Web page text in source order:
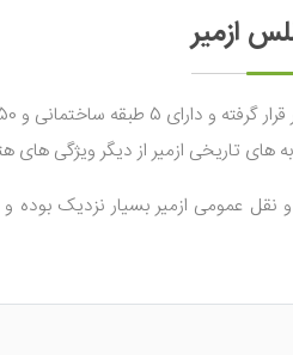
ازمیر
های تاریخی ازمیر از دیگر ویژگی
عمومی ازمیر بسیار نزدیک بوده
ان ها ارتباط برقرار کند. در ادامه با